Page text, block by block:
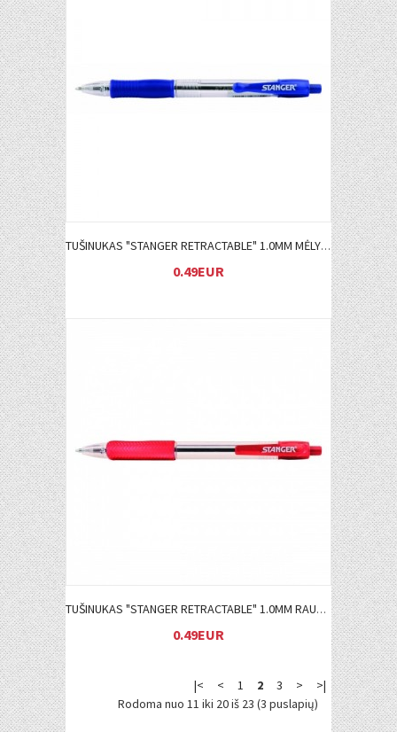
TUŠINUKAS "STANGER RETRACTABLE" 1.0MM MĖLYNAS
0.49EUR
TUŠINUKAS "STANGER RETRACTABLE" 1.0MM RAUDONAS
0.49EUR
|< < 1 2 3 >
>|
Rodoma nuo 11 iki 20 iš 23 (3 puslapių)